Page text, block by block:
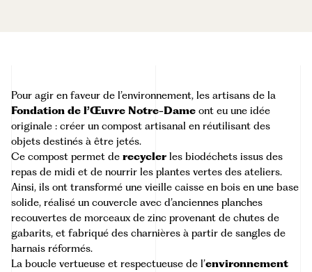
Pour agir en faveur de l’environnement, les artisans de la
Fondation de l’Œuvre Notre-Dame ont eu une idée
originale : créer un compost artisanal en réutilisant des
objets destinés à être jetés.
Ce compost permet de recycler les biodéchets issus des
repas de midi et de nourrir les plantes vertes des ateliers.
Ainsi, ils ont transformé une vieille caisse en bois en une base
solide, réalisé un couvercle avec d’anciennes planches
recouvertes de morceaux de zinc provenant de chutes de
gabarits, et fabriqué des charnières à partir de sangles de
harnais réformés.
La boucle vertueuse et respectueuse de l’environnement